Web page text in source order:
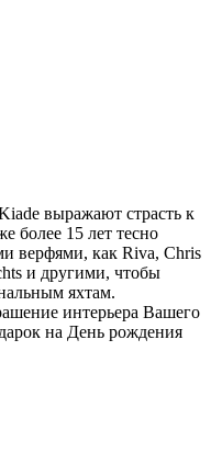
выражают страсть к
15 лет тесно
верфями, как Riva, Chris
и другими, чтобы
яхтам.
интерьера Вашего
на День рождения